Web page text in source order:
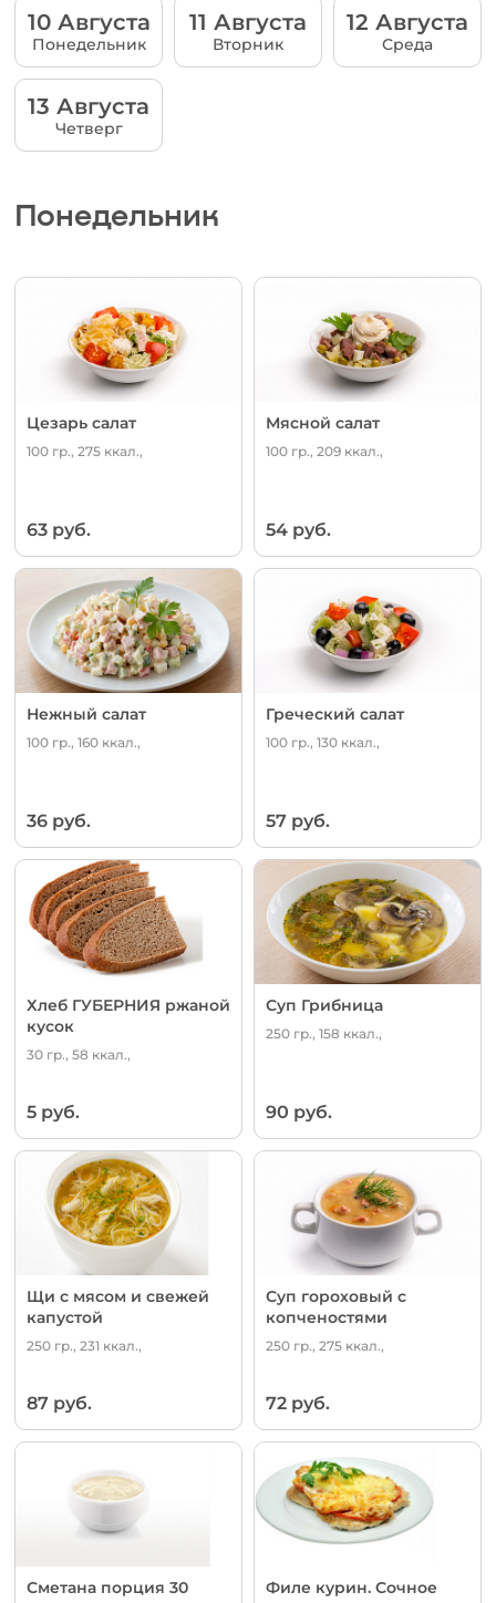
10 Августа
Понедельник
11 Августа
Вторник
12 Августа
Среда
13 Августа
Четверг
Понедельник
Цезарь салат
100 гр., 275 ккал.,
63 руб.
Мясной салат
100 гр., 209 ккал.,
54 руб.
Нежный салат
100 гр., 160 ккал.,
36 руб.
Греческий салат
100 гр., 130 ккал.,
57 руб.
Хлеб ГУБЕРНИЯ ржаной
кусок
30 гр., 58 ккал.,
5 руб.
Суп Грибница
250 гр., 158 ккал.,
90 руб.
Щи с мясом и свежей
капустой
250 гр., 231 ккал.,
87 руб.
Суп гороховый с
копченостями
250 гр., 275 ккал.,
72 руб.
Сметана порция 30 Филе курин. Сочное